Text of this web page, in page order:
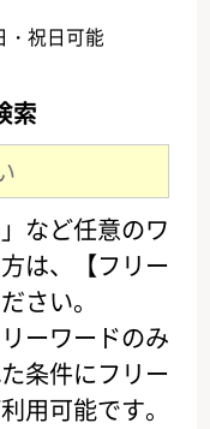
・祝日可能
索
など任意のワ
は、【フリー
さい。
ーワードのみ
条件にフリー
用可能です。